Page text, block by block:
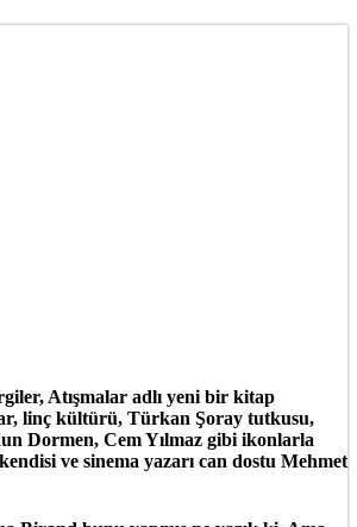
Atışmalar adlı yeni bir kitap
linç kültürü, Türkan Şoray tutkusu,
Dormen, Cem Yılmaz gibi ikonlarla
ve sinema yazarı can dostu Mehmet